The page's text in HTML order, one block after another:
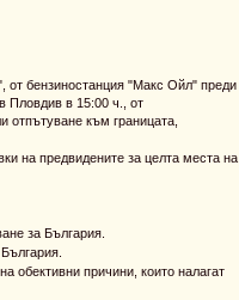
от бензиностанция "Макс Ойл" преди
Пловдив в 15:00 ч., от
отпътуване към границата,
на предвидените за целта места на
за България.
обективни причини, които налагат